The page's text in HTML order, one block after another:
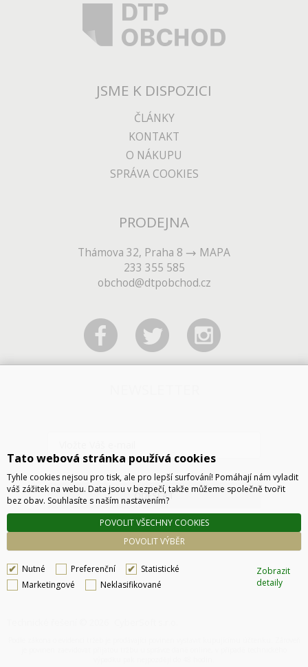
JSME K DISPOZICI
ČLÁNKY
KONTAKT
O NÁKUPU
SPRÁVA COOKIES
PRODEJNA
Thámova 32, Praha 8
MAPA
233 355 585
obchod@dtpobchod.cz
ODESLAT
Tato webová stránka používá cookies
Tyhle cookies nejsou pro tisk, ale pro lepší surfování! Pomáhají nám vyladit
váš zážitek na webu. Data jsou v bezpečí, takže můžeme společně tvořit
bez obav. Souhlasíte s naším nastavením?
POVOLIT VÝBĚR
POVOLIT VŠECHNY COOKIES
Nutné Preferenční
Statistické
Marketingové
Neklasifikované
Zobrazit
detaily